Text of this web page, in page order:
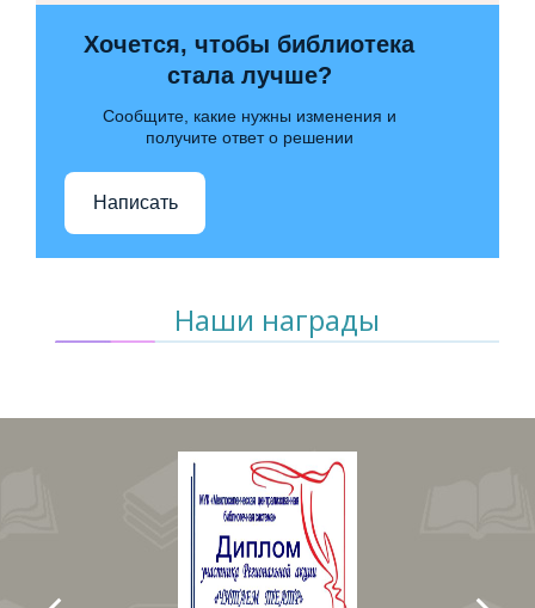
Хочется, чтобы библиотека
стала лучше?
Сообщите, какие нужны изменения и
получите ответ о решении
Написать
Наши награды